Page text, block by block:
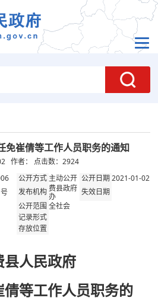
免崔倩等工作人员职务的通知
作者： 点击数： 2924
公开方式 主动公开 公开日期2021-01-02
发布机构费县政府
办
失效日期
公开范围全社会
记录形式
存放位置
县人民政府
倩等工作人员职务的